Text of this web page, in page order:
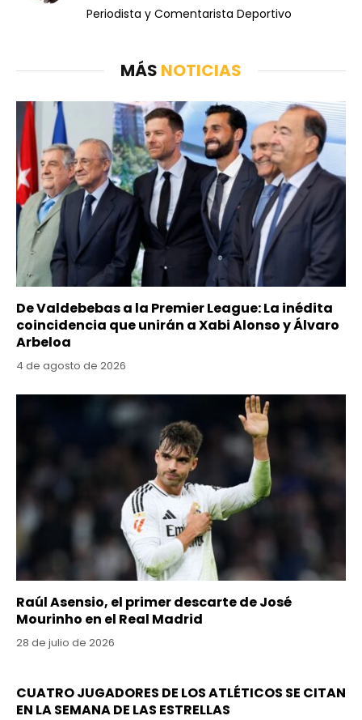
Periodista y Comentarista Deportivo
MÁS NOTICIAS
De Valdebebas a la Premier League: La inédita
coincidencia que unirán a Xabi Alonso y Álvaro
Arbeloa
4 de agosto de 2026
Raúl Asensio, el primer descarte de José
Mourinho en el Real Madrid
28 de julio de 2026
CUATRO JUGADORES DE LOS ATLÉTICOS SE CITAN
EN LA SEMANA DE LAS ESTRELLAS